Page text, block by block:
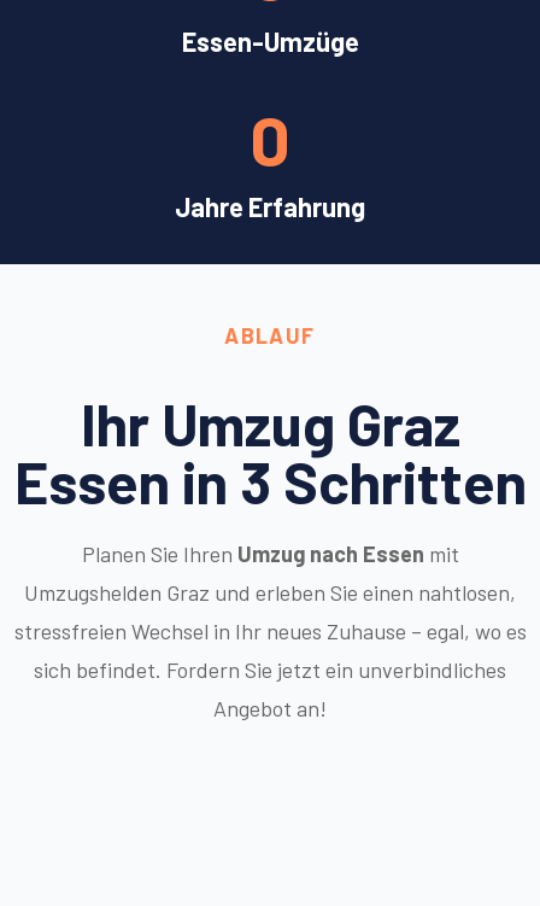
Essen-Umzüge
Jahre Erfahrung
0
ABLAUF
Ihr Umzug Graz
Essen in 3 Schritten
Planen Sie Ihren Umzug nach Essen mit
Umzugshelden Graz und erleben Sie einen nahtlosen,
stressfreien Wechsel in Ihr neues Zuhause – egal, wo es
sich befindet. Fordern Sie jetzt ein unverbindliches
Angebot an!